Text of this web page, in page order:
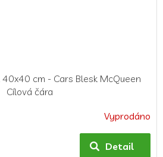
cm - Cars Blesk McQueen
Cílová čára
Vyprodáno
Detail